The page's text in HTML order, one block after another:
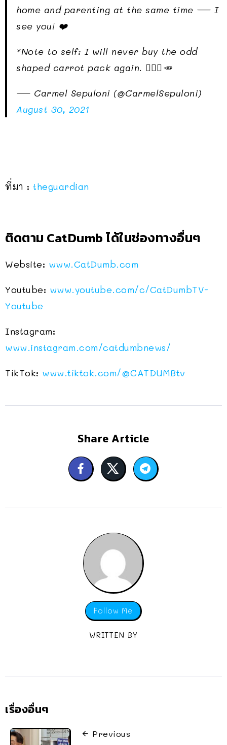
home and parenting at the same time — I
see you! ❤️
*Note to self: I will never buy the odd
shaped carrot pack again. 🙅🏽‍♀️🥕
— Carmel Sepuloni (@CarmelSepuloni)
August 30, 2021
ที่มา : theguardian
ติดตาม CatDumb ได้ในช่องทางอื่นๆ
Website: www.CatDumb.com
Youtube: www.youtube.com/c/CatDumbTV-
Youtube
Instagram:
www.instagram.com/catdumbnews/
TikTok: www.tiktok.com/@CATDUMBtv
Share Article
Follow Me
WRITTEN BY
เรื่องอื่นๆ
Previous